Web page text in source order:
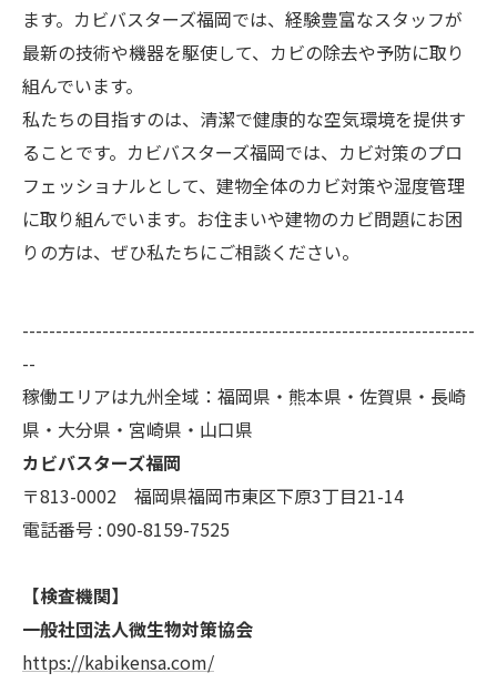
ます。カビバスターズ福岡では、経験豊富なスタッフが
最新の技術や機器を駆使して、カビの除去や予防に取り
組んでいます。
私たちの目指すのは、清潔で健康的な空気環境を提供す
ることです。カビバスターズ福岡では、カビ対策のプロ
フェッショナルとして、建物全体のカビ対策や湿度管理
に取り組んでいます。お住まいや建物のカビ問題にお困
りの方は、ぜひ私たちにご相談ください。
--------------------------------------------------------------------
--
稼働エリアは九州全域：福岡県・熊本県・佐賀県・長崎
県・大分県・宮崎県・山口県
カビバスターズ福岡
〒813-0002 福岡県福岡市東区下原3丁目21-14
電話番号 : 090-8159-7525
【検査機関】
一般社団法人微生物対策協会
https://kabikensa.com/